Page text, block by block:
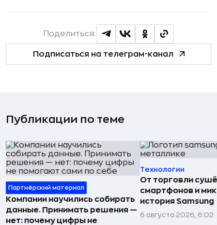
Поделиться:
Подписаться на телеграм-канал
Публикации по теме
Партнёрский материал
Компании научились собирать
данные. Принимать решения —
нет: почему цифры не
Технологии
От торговли
смартфонов и
история Samsung
6 августа 2026, 6:02